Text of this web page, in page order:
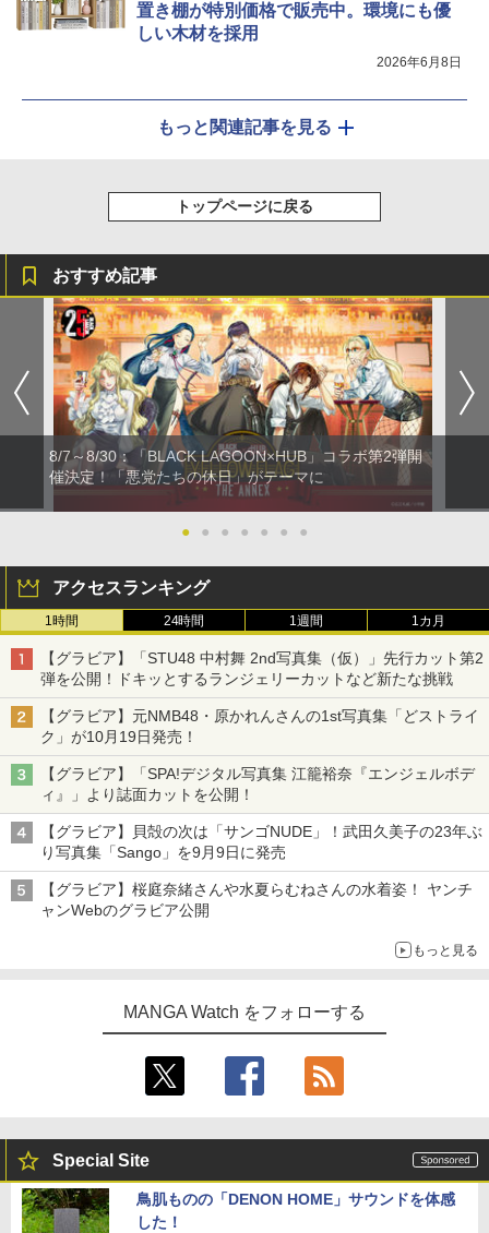
置き棚が特別価格で販売中。環境にも優
しい木材を採用
2026年6月8日
もっと関連記事を見る
トップページに戻る
おすすめ記事
8/7～8/30：「BLACK LAGOON×HUB」コラボ第2弾開
催決定！「悪党たちの休日」がテーマに
● ● ● ● ● ● ●
アクセスランキング
1時間 24時間 1週間 1カ月
【グラビア】「STU48 中村舞 2nd写真集（仮）」先行カット第2
弾を公開！ドキッとするランジェリーカットなど新たな挑戦
【グラビア】元NMB48・原かれんさんの1st写真集「どストライ
ク」が10月19日発売！
【グラビア】「SPA!デジタル写真集 江籠裕奈『エンジェルボデ
ィ』」より誌面カットを公開！
【グラビア】貝殻の次は「サンゴNUDE」！武田久美子の23年ぶ
り写真集「Sango」を9月9日に発売
【グラビア】桜庭奈緒さんや水夏らむねさんの水着姿！ ヤンチ
ャンWebのグラビア公開
もっと見る
MANGA Watch をフォローする
Special Site
鳥肌ものの「DENON HOME」サウンドを体感
した！